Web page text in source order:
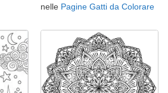
nelle Pagine Gatti da Colorare